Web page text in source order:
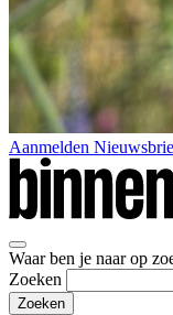
Aanmelden
Waar ben je naar op
Zoeken